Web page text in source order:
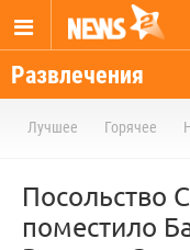
Развлечения
Лучшее Горячее
Посольство
поместило